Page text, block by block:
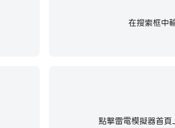
在搜索框
點擊雷電模擬器首